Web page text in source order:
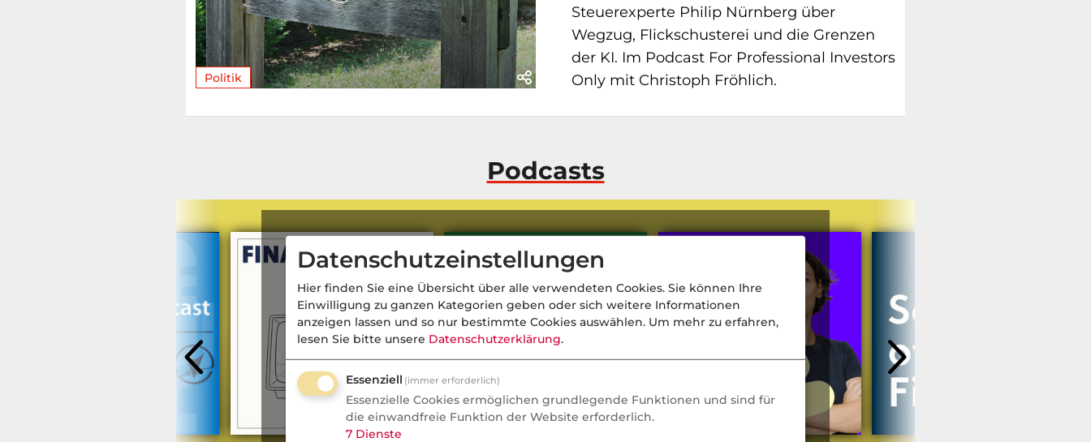
Politik
Steuerexperte Philip Nürnberg über
Wegzug, Flickschusterei und die Grenzen
der KI. Im Podcast For Professional Investors
Only mit Christoph Fröhlich.
Podcasts
Datenschutzeinstellungen
Hier finden Sie eine Übersicht über alle verwendeten Cookies. Sie können Ihre
Einwilligung zu ganzen Kategorien geben oder sich weitere Informationen
anzeigen lassen und so nur bestimmte Cookies auswählen. Um mehr zu erfahren,
lesen Sie bitte unsere Datenschutzerklärung.
Essenziell (immer erforderlich)
Essenzielle Cookies ermöglichen grundlegende Funktionen und sind für
die einwandfreie Funktion der Website erforderlich.
7 Dienste